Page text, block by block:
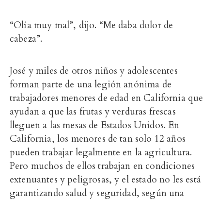
“Olía muy mal”, dijo. “Me daba dolor de
cabeza”.
José y miles de otros niños y adolescentes
forman parte de una legión anónima de
trabajadores menores de edad en California que
ayudan a que las frutas y verduras frescas
lleguen a las mesas de Estados Unidos. En
California, los menores de tan solo 12 años
pueden trabajar legalmente en la agricultura.
Pero muchos de ellos trabajan en condiciones
extenuantes y peligrosas, y el estado no les está
garantizando salud y seguridad, según una